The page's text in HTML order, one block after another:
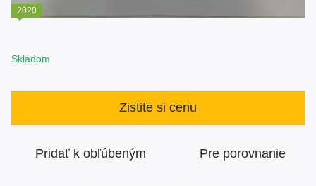
2020
Skladom
Zistite si cenu
Pridať k obľúbeným Pre porovnanie